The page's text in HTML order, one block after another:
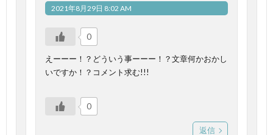
2021年8月29日 8:02 AM
0
えーーー！？どういう事ーーー！？文章何かおかし
いですか！？コメント求む!!!
0
返信